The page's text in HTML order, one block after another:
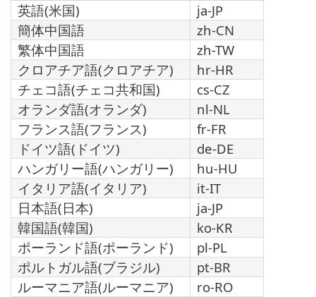
英語(米国)
ja-JP
簡体中国語
zh-CN
繁体中国語
zh-TW
クロアチア語(クロアチア)
hr-HR
チェコ語(チェコ共和国)
cs-CZ
オランダ語(オランダ)
nl-NL
フランス語(フランス)
fr-FR
ドイツ語(ドイツ)
de-DE
ハンガリー語(ハンガリー)
hu-HU
イタリア語(イタリア)
it-IT
日本語(日本)
ja-JP
韓国語(韓国)
ko-KR
ポーランド語(ポーランド)
pl-PL
ポルトガル語(ブラジル)
pt-BR
ルーマニア語(ルーマニア)
ro-RO